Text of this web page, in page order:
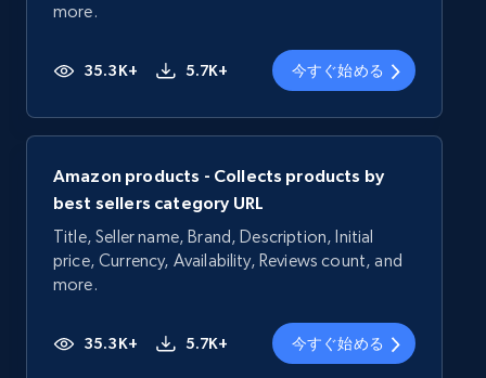
more.
35.3K+ 5.7K+ 今すぐ始める
Amazon products - Collects products by
best sellers category URL
Title, Seller name, Brand, Description, Initial
price, Currency, Availability, Reviews count, and
more.
35.3K+ 5.7K+ 今すぐ始める